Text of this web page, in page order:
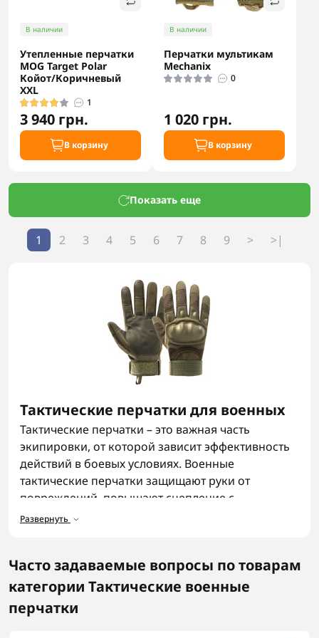
В наличии
Утепленные перчатки
MOG Target Polar
Койот/Коричневый
XXL
1
3 940 грн.
В корзину
В наличии
Перчатки мультикам
Mechanix
0
1 020 грн.
В корзину
Показать еще
1 2 3 4 5 6 7 8 9 > >|
Тактические перчатки для военных
Тактические перчатки – это важная часть
экипировки, от которой зависит эффективность
действий в боевых условиях. Военные
тактические перчатки защищают руки от
повреждений, повышают сцепление с
экипировкой и оружием, обеспечивают
головные уборы, чтобы закрыть базовую защиту
и комфорт для разной погоды.
Что такое тактические перчатки?
Развернуть
Часто задаваемые вопросы по товарам
категории Тактические военные
перчатки